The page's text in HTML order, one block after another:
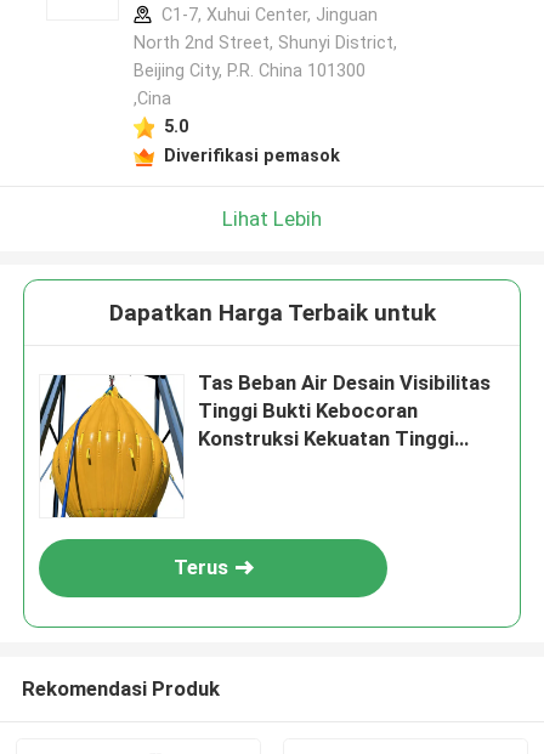
C1-7, Xuhui Center, Jinguan
North 2nd Street, Shunyi District,
Beijing City, P.R. China 101300
,Cina
5.0
Diverifikasi pemasok
Lihat Lebih
Dapatkan Harga Terbaik untuk
Tas Beban Air Desain Visibilitas
Tinggi Bukti Kebocoran
Konstruksi Kekuatan Tinggi
Terus
Rekomendasi Produk